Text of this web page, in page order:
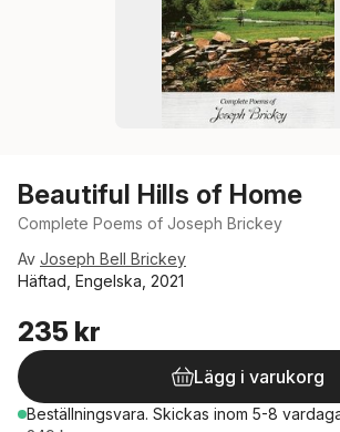
Beautiful Hills of Home
Complete Poems of Joseph Brickey
Av Joseph Bell Brickey
Häftad, Engelska, 2021
235 kr
Lägg i varukorg
Beställningsvara. Skickas inom 5-8